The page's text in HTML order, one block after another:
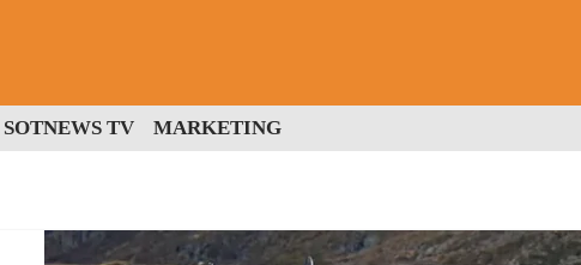
SOTNEWS TV MARKETING